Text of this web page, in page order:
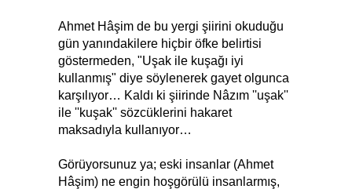
Ahmet Hâşim de bu yergi şiirini okuduğu
gün yanındakilere hiçbir öfke belirtisi
göstermeden, "Uşak ile kuşağı iyi
kullanmış" diye söylenerek gayet olgunca
karşılıyor… Kaldı ki şiirinde Nâzım ''uşak''
ile ''kuşak'' sözcüklerini hakaret
maksadıyla kullanıyor…
Görüyorsunuz ya; eski insanlar (Ahmet
Hâşim) ne engin hoşgörülü insanlarmış,